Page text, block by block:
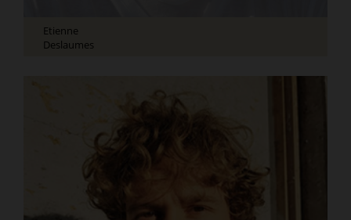
Etienne
Deslaumes